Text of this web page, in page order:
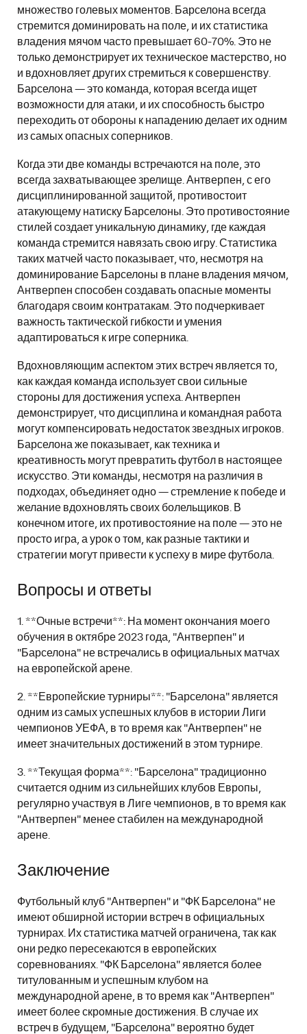
множество голевых моментов. Барселона всегда
стремится доминировать на поле, и их статистика
владения мячом часто превышает 60-70%. Это не
только демонстрирует их техническое мастерство, но
и вдохновляет других стремиться к совершенству.
Барселона — это команда, которая всегда ищет
возможности для атаки, и их способность быстро
переходить от обороны к нападению делает их одним
из самых опасных соперников.
Когда эти две команды встречаются на поле, это
всегда захватывающее зрелище. Антверпен, с его
дисциплинированной защитой, противостоит
атакующему натиску Барселоны. Это противостояние
стилей создает уникальную динамику, где каждая
команда стремится навязать свою игру. Статистика
таких матчей часто показывает, что, несмотря на
доминирование Барселоны в плане владения мячом,
Антверпен способен создавать опасные моменты
благодаря своим контратакам. Это подчеркивает
важность тактической гибкости и умения
адаптироваться к игре соперника.
Вдохновляющим аспектом этих встреч является то,
как каждая команда использует свои сильные
стороны для достижения успеха. Антверпен
демонстрирует, что дисциплина и командная работа
могут компенсировать недостаток звездных игроков.
Барселона же показывает, как техника и
креативность могут превратить футбол в настоящее
искусство. Эти команды, несмотря на различия в
подходах, объединяет одно — стремление к победе и
желание вдохновлять своих болельщиков. В
конечном итоге, их противостояние на поле — это не
просто игра, а урок о том, как разные тактики и
стратегии могут привести к успеху в мире футбола.
Вопросы и ответы
1. **Очные встречи**: На момент окончания моего
обучения в октябре 2023 года, "Антверпен" и
"Барселона" не встречались в официальных матчах
на европейской арене.
2. **Европейские турниры**: "Барселона" является
одним из самых успешных клубов в истории Лиги
чемпионов УЕФА, в то время как "Антверпен" не
имеет значительных достижений в этом турнире.
3. **Текущая форма**: "Барселона" традиционно
считается одним из сильнейших клубов Европы,
регулярно участвуя в Лиге чемпионов, в то время как
"Антверпен" менее стабилен на международной
арене.
Заключение
Футбольный клуб "Антверпен" и "ФК Барселона" не
имеют обширной истории встреч в официальных
турнирах. Их статистика матчей ограничена, так как
они редко пересекаются в европейских
соревнованиях. "ФК Барселона" является более
титулованным и успешным клубом на
международной арене, в то время как "Антверпен"
имеет более скромные достижения. В случае их
встреч в будущем, "Барселона" вероятно будет